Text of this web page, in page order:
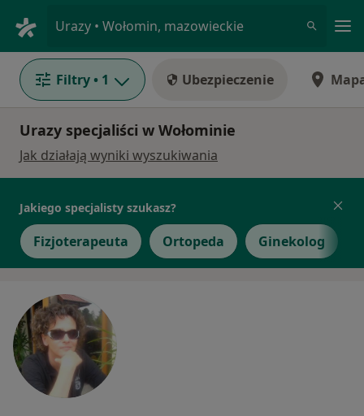
Urazy • Wołomin, mazowieckie
Filtry • 1 Ubezpieczenie
Urazy specjaliści w Wołominie
Jak działają wyniki wyszukiwania
Jakiego specjalisty szukasz?
Fizjoterapeuta Ortopeda Ginekolog